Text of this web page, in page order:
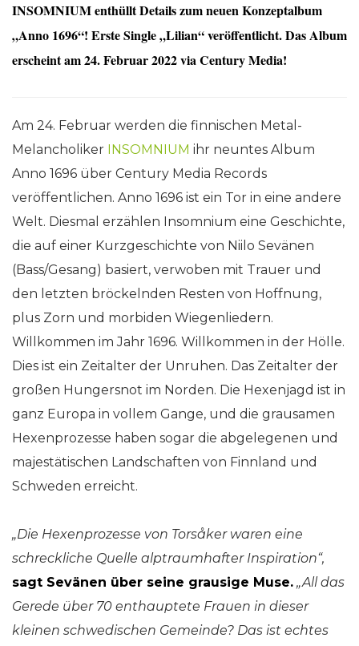
INSOMNIUM enthüllt Details zum neuen Konzeptalbum
„Anno 1696“! Erste Single „Lilian“ veröffentlicht. Das Album
erscheint am 24. Februar 2022 via Century Media!
Am 24. Februar werden die finnischen Metal-
Melancholiker INSOMNIUM ihr neuntes Album
Anno 1696 über Century Media Records
veröffentlichen. Anno 1696 ist ein Tor in eine andere
Welt. Diesmal erzählen Insomnium eine Geschichte,
die auf einer Kurzgeschichte von Niilo Sevänen
(Bass/Gesang) basiert, verwoben mit Trauer und
den letzten bröckelnden Resten von Hoffnung,
plus Zorn und morbiden Wiegenliedern.
Willkommen im Jahr 1696. Willkommen in der Hölle.
Dies ist ein Zeitalter der Unruhen. Das Zeitalter der
großen Hungersnot im Norden. Die Hexenjagd ist in
ganz Europa in vollem Gange, und die grausamen
Hexenprozesse haben sogar die abgelegenen und
majestätischen Landschaften von Finnland und
Schweden erreicht.
„Die Hexenprozesse von Torsåker waren eine
schreckliche Quelle alptraumhafter Inspiration“,
sagt Sevänen über seine grausige Muse. „All das
Gerede über 70 enthauptete Frauen in dieser
kleinen schwedischen Gemeinde? Das ist echtes